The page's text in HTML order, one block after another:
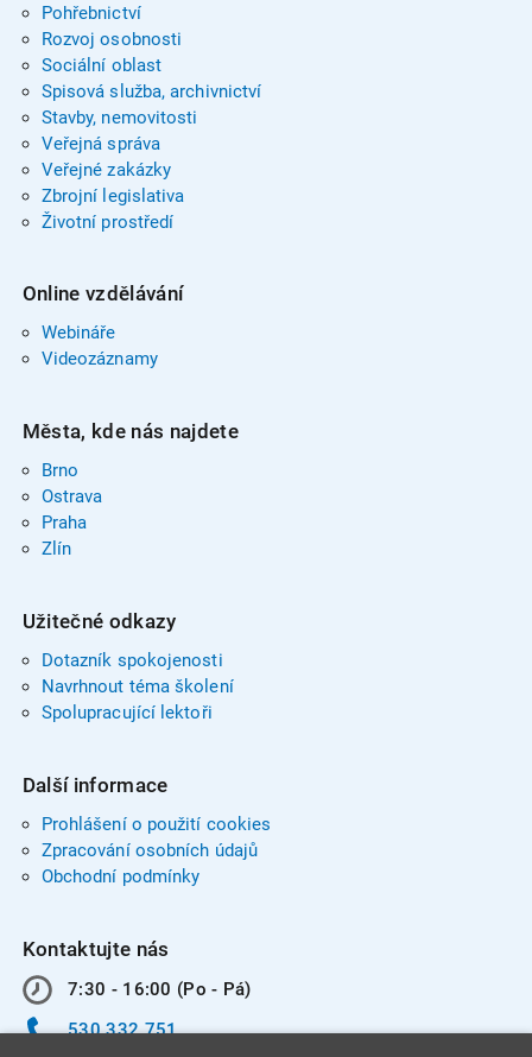
Pohřebnictví
Rozvoj osobnosti
Sociální oblast
Spisová služba, archivnictví
Stavby, nemovitosti
Veřejná správa
Veřejné zakázky
Zbrojní legislativa
Životní prostředí
Online vzdělávání
Webináře
Videozáznamy
Města, kde nás najdete
Brno
Ostrava
Praha
Zlín
Užitečné odkazy
Dotazník spokojenosti
Navrhnout téma školení
Spolupracující lektoři
Další informace
Prohlášení o použití cookies
Zpracování osobních údajů
Obchodní podmínky
Kontaktujte nás
7:30 - 16:00 (Po - Pá)
530 332 751